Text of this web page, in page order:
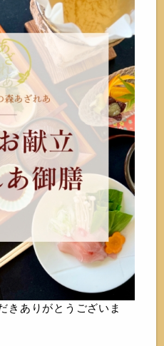
きありがとうございま